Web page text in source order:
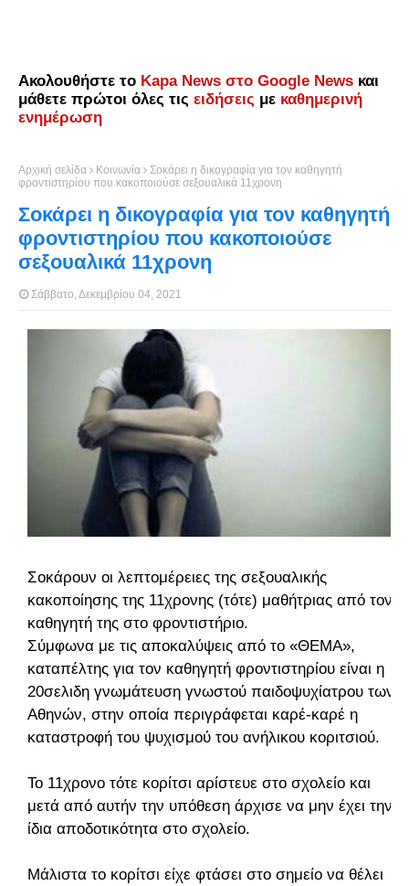
Ακολουθήστε το Kapa News στο Google News και
μάθετε πρώτοι όλες τις ειδήσεις με καθημερινή
ενημέρωση
Αρχική σελίδα Κοινωνία
Σοκάρει η δικογραφία για τον καθηγητή
φροντιστηρίου που κακοποιούσε σεξουαλικά 11χρονη
Σοκάρει η δικογραφία για τον καθηγητή
φροντιστηρίου που κακοποιούσε
σεξουαλικά 11χρονη
Σάββατο, Δεκεμβρίου 04, 2021
Σοκάρουν οι λεπτομέρειες της σεξουαλικής
κακοποίησης της 11χρονης (τότε) μαθήτριας από τον
καθηγητή της στο φροντιστήριο.
Σύμφωνα με τις αποκαλύψεις από το «ΘΕΜΑ»,
καταπέλτης για τον καθηγητή φροντιστηρίου είναι η
20σελιδη γνωμάτευση γνωστού παιδοψυχίατρου των
Αθηνών, στην οποία περιγράφεται καρέ-καρέ η
καταστροφή του ψυχισμού του ανήλικου κοριτσιού.
Το 11χρονο τότε κορίτσι αρίστευε στο σχολείο και
μετά από αυτήν την υπόθεση άρχισε να μην έχει την
ίδια αποδοτικότητα στο σχολείο.
Μάλιστα το κορίτσι είχε φτάσει στο σημείο να θέλει